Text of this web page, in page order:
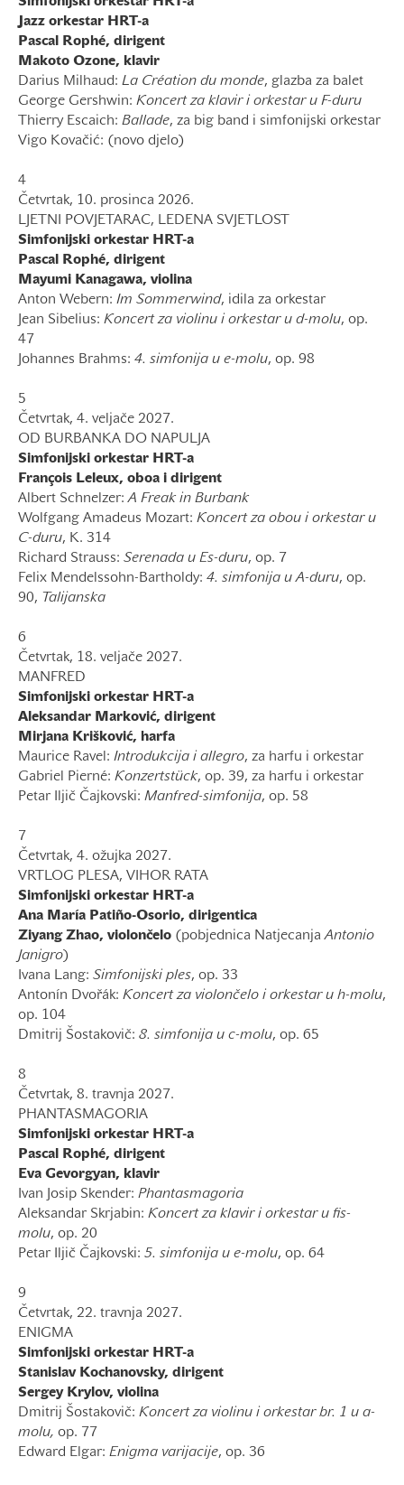
Jazz orkestar HRT-a
Pascal Rophé, dirigent
Makoto Ozone, klavir
Darius Milhaud: La Création du monde, glazba za balet
George Gershwin: Koncert za klavir i orkestar u F-duru
Thierry Escaich: Ballade, za big band i simfonijski orkestar
Vigo Kovačić: (novo djelo)
4
Četvrtak, 10. prosinca 2026.
LJETNI POVJETARAC, LEDENA SVJETLOST
Simfonijski orkestar HRT-a
Pascal Rophé, dirigent
Mayumi Kanagawa, violina
Anton Webern: Im Sommerwind, idila za orkestar
Jean Sibelius: Koncert za violinu i orkestar u d-molu, op.
47
Johannes Brahms: 4. simfonija u e-molu, op. 98
5
Četvrtak, 4. veljače 2027.
OD BURBANKA DO NAPULJA
Simfonijski orkestar HRT-a
François Leleux, oboa i dirigent
Albert Schnelzer:A Freak in Burbank
Wolfgang Amadeus Mozart: Koncert za obou i orkestar u
C-duru, K. 314
Richard Strauss: Serenada u Es-duru, op. 7
Felix Mendelssohn-Bartholdy: 4. simfonija u A-duru, op.
90, Talijanska
6
Četvrtak, 18. veljače 2027.
MANFRED
Simfonijski orkestar HRT-a
Aleksandar Marković, dirigent
Mirjana Krišković, harfa
Maurice Ravel: Introdukcija i allegro, za harfu i orkestar
Gabriel Pierné: Konzertstück, op. 39, za harfu i orkestar
Petar Iljič Čajkovski: Manfred-simfonija, op. 58
7
Četvrtak, 4. ožujka 2027.
VRTLOG PLESA, VIHOR RATA
Simfonijski orkestar HRT-a
Ana María Patiño-Osorio, dirigentica
Ziyang Zhao, violončelo (pobjednica NatjecanjaAntonio
Janigro)
Ivana Lang: Simfonijski ples, op. 33
Antonín Dvořák: Koncert za violončelo i orkestar u h-molu,
op. 104
Dmitrij Šostakovič: 8. simfonija u c-molu, op. 65
8
Četvrtak, 8. travnja 2027.
PHANTASMAGORIA
Simfonijski orkestar HRT-a
Pascal Rophé, dirigent
Eva Gevorgyan, klavir
Ivan Josip Skender: Phantasmagoria
Aleksandar Skrjabin: Koncert za klavir i orkestar u fis-
molu, op. 20
Petar Iljič Čajkovski: 5. simfonija u e-molu, op. 64
9
Četvrtak, 22. travnja 2027.
ENIGMA
Simfonijski orkestar HRT-a
Stanislav Kochanovsky, dirigent
Sergey Krylov, violina
Dmitrij Šostakovič: Koncert za violinu i orkestar br. 1 u a-
molu, op. 77
Edward Elgar: Enigma varijacije, op. 36